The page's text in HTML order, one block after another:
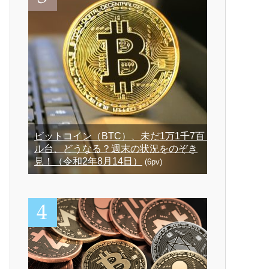
ビットコイン（BTC）、未だ1万1千7百ド
ル台、どうなる？週末の状況をのぞき
見！（令和2年8月14日）
(6pv)